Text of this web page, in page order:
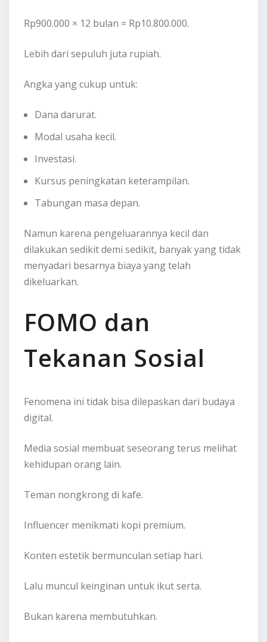
Rp900.000 × 12 bulan = Rp10.800.000.
Lebih dari sepuluh juta rupiah.
Angka yang cukup untuk:
Dana darurat.
Modal usaha kecil.
Investasi.
Kursus peningkatan keterampilan.
Tabungan masa depan.
Namun karena pengeluarannya kecil dan
dilakukan sedikit demi sedikit, banyak yang tidak
menyadari besarnya biaya yang telah
dikeluarkan.
FOMO dan
Tekanan Sosial
Fenomena ini tidak bisa dilepaskan dari budaya
digital.
Media sosial membuat seseorang terus melihat
kehidupan orang lain.
Teman nongkrong di kafe.
Influencer menikmati kopi premium.
Konten estetik bermunculan setiap hari.
Lalu muncul keinginan untuk ikut serta.
Bukan karena membutuhkan.